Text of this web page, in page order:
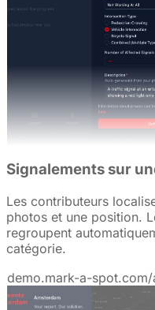
Signalements sur
Les contributeurs
photos et une position.
regroupent
catégorie.
demo.mark-a-spot.com/